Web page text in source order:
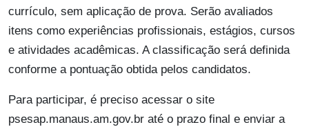
currículo, sem aplicação de prova. Serão avaliados
itens como experiências profissionais, estágios, cursos
e atividades acadêmicas. A classificação será definida
conforme a pontuação obtida pelos candidatos.
Para participar, é preciso acessar o site
psesap.manaus.am.gov.br até o prazo final e enviar a